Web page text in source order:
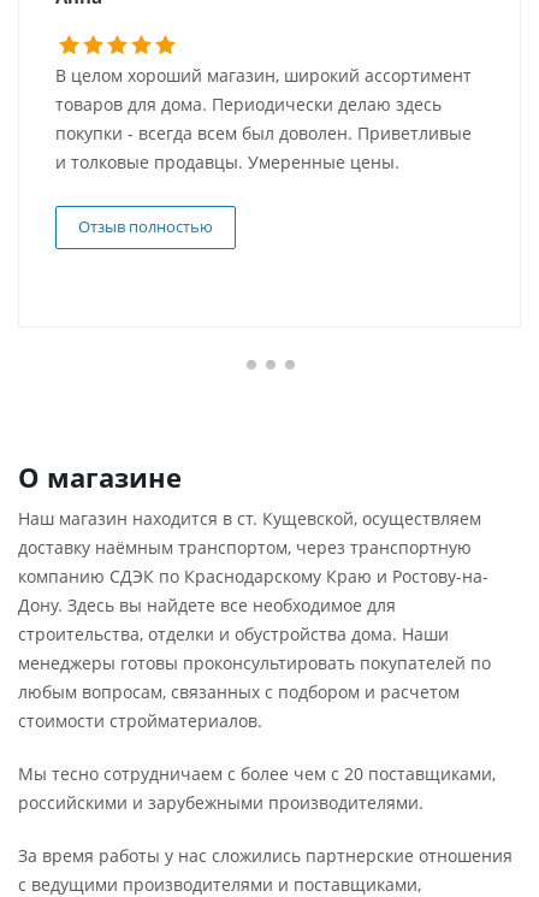
В целом хороший магазин, широкий ассортимент
товаров для дома. Периодически делаю здесь
покупки - всегда всем был доволен. Приветливые
и толковые продавцы. Умеренные цены.
Отзыв полностью
О магазине
Наш магазин находится в ст. Кущевской, осуществляем
доставку наёмным транспортом, через транспортную
компанию СДЭК по Краснодарскому Краю и Ростову-на-
Дону. Здесь вы найдете все необходимое для
строительства, отделки и обустройства дома. Наши
менеджеры готовы проконсультировать покупателей по
любым вопросам, связанных с подбором и расчетом
стоимости стройматериалов.
Мы тесно сотрудничаем с более чем с 20 поставщиками,
российскими и зарубежными производителями.
За время работы у нас сложились партнерские отношения
с ведущими производителями и поставщиками,